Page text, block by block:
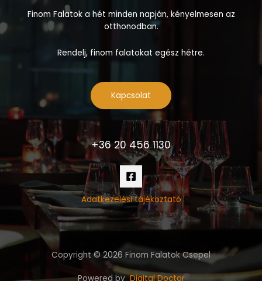
Finom Falatok a hét minden napján, kényelmesen az
otthonodban.
Rendelj, finom falatokat egész hétre.
Kapcsolat
+36 20 456 1130
Adatkezelési tájékoztató
Copyright © 2026 Finom Falatok Csepel
Powered byDigital Doctor